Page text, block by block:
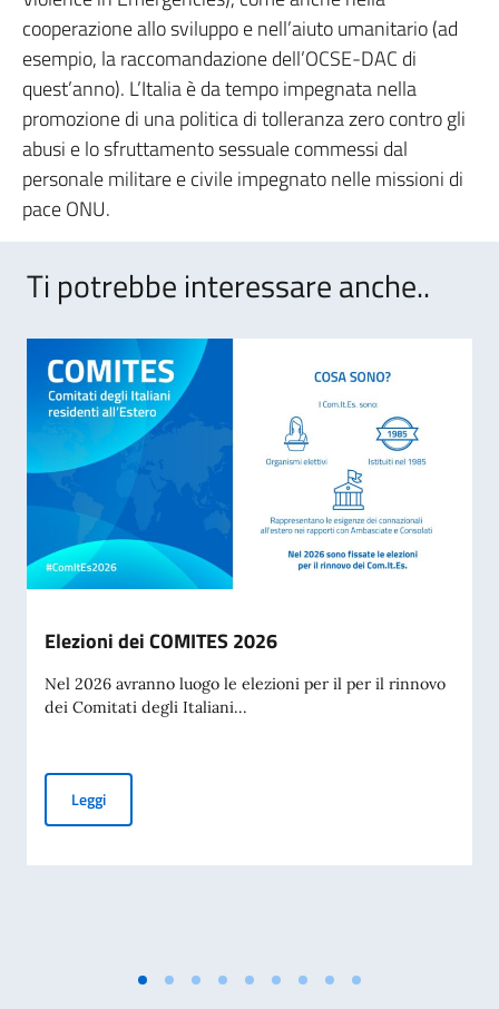
cooperazione allo sviluppo e nell’aiuto umanitario (ad
esempio, la raccomandazione dell’OCSE-DAC di
quest’anno). L’Italia è da tempo impegnata nella
promozione di una politica di tolleranza zero contro gli
abusi e lo sfruttamento sessuale commessi dal
personale militare e civile impegnato nelle missioni di
pace ONU.
Ti potrebbe interessare anche..
Elezioni dei COMITES 2026
Nel 2026 avranno luogo le elezioni per il per il rinnovo
dei Comitati degli Italiani...
LeggiElezioni dei COMITES 2026